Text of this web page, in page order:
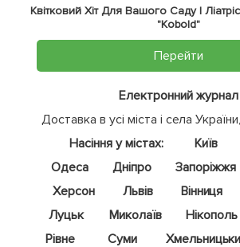
Квітковий Хіт Для Вашого Саду |
"Kobold"
Перейти
Електронний журнал
Доставка в усі міста і села
Насіння у містах:
Київ
Одеса
Дніпро Запоріжжя
Херсон
Львів Вінниця
Луцьк
Миколаїв Нікополь
Рівне
Суми